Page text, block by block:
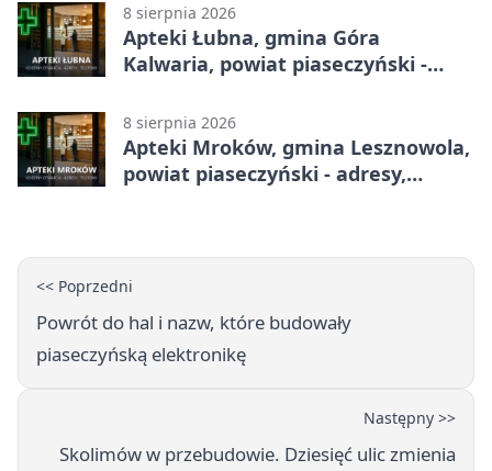
8 sierpnia 2026
Apteki Łubna, gmina Góra
Kalwaria, powiat piaseczyński -
8 sierpnia 2026
Apteki Mroków, gmina Lesznowola,
powiat piaseczyński - adresy,
<< Poprzedni
Powrót do hal i nazw, które budowały
piaseczyńską elektronikę
Następny >>
Skolimów w przebudowie. Dziesięć ulic zmienia